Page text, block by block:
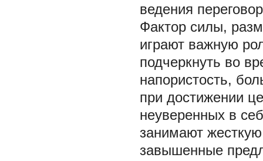
ведения
Фактор силы,
играют важную
подчеркнуть во
напористость,
при достижении
неуверенных в
занимают
завышенные